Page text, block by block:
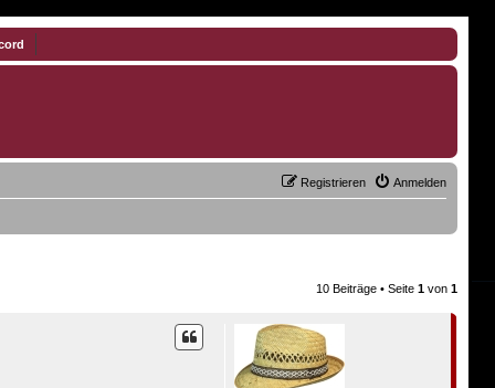
Anmelden
Registrieren
10 Beiträge • Seite1 von1